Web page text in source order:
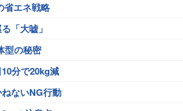
省エネ戦略
「大嘘」
型の秘密
分で20kg減
ないNG行動